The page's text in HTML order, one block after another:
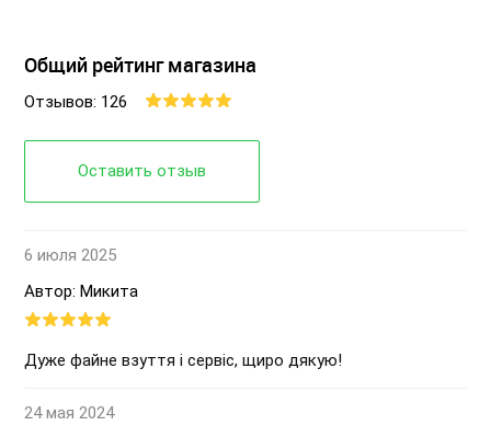
Общий рейтинг магазина
Отзывов: 126
Оставить отзыв
6 июля 2025
Автор: Микита
Дуже файне взуття і сервіс, щиро дякую!
24 мая 2024